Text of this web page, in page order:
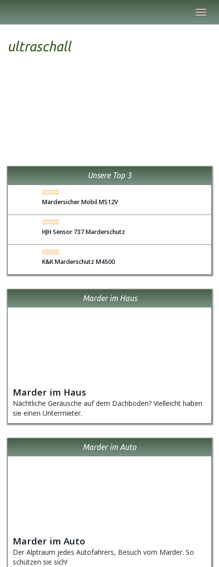
main
ultraschall
Unsere Top 3
Mardersicher Mobil MS12V
HJH Sensor 737 Marderschutz
K&K Marderschutz M4500
Marder im Haus
Marder im Haus
Nächtliche Geräusche auf dem Dachboden? Vielleicht haben
sie einen Untermieter.
Marder im Auto
Marder im Auto
Der Alptraum jedes Autofahrers, Besuch vom Marder. So
schützen sie sich!